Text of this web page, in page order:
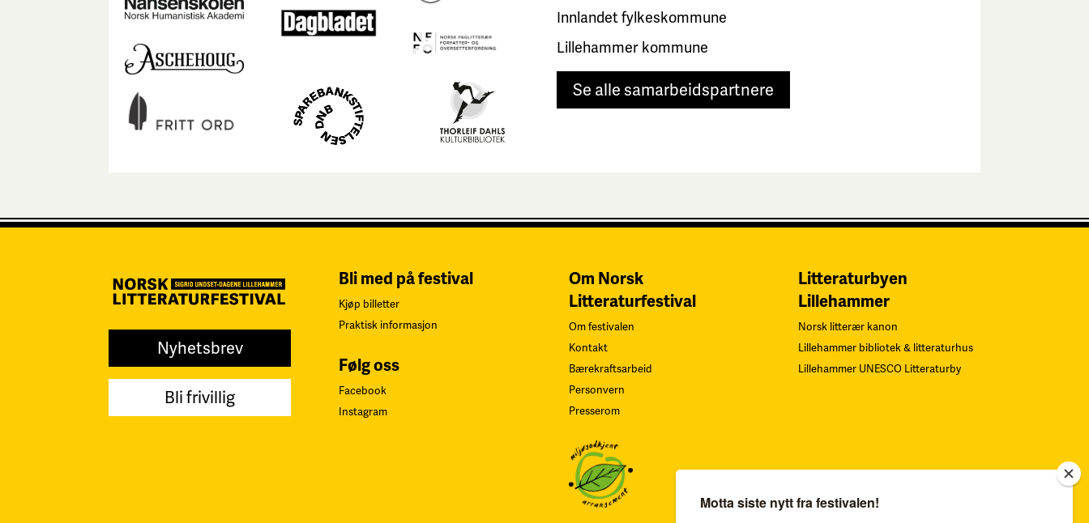
Innlandet fylkeskommune
Lillehammer kommune
Se alle samarbeidspartnere
Nyhetsbrev
Bli frivillig
Bli med på festival
Kjøp billetter
Praktisk informasjon
Følg oss
Facebook
Instagram
Om Norsk
Litteraturfestival
Om festivalen
Kontakt
Bærekraftsarbeid
Personvern
Presserom
Litteraturbyen
Lillehammer
Norsk litterær kanon
Lillehammer bibliotek & litteraturhus
Lillehammer UNESCO Litteraturby
Navn på Kunstverk: «Gjentagelser».
Teknikk: Serigrafi.